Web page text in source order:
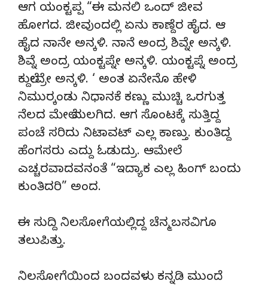
ಆಗ ಯಂಕ್ಟಪ್ಪ “ಈ ಮನಲಿ ಒಂದ್ ಜೀವ
ಹೋಗದ. ಜೀವುಂದಲ್ಲಿ ಏನು ಕಾಣ್ದೆರ ಹೈದ. ಆ
ಹೈದ ನಾನೇ ಅನ್ಕಳಿ. ನಾನೆ ಅಂದ್ರ ಶಿವ್ನೇ ಅನ್ಕಳಿ.
ಶಿವ್ನೆ ಅಂದ್ರ ಯಂಕ್ಟಪ್ನೇ ಅನ್ಕಳಿ. ಯಂಕ್ಟಪ್ನೆ ಅಂದ್ರ
ಕುಲ್ದೇವ್ರೇ ಅನ್ಕಳಿ. ‘ ಅಂತ ಏನೇನೊ ಹೇಳಿ
ನಿಮುರ‌್ಕಂಡು ನಿಧಾನಕೆ ಕಣ್ಣು ಮುಚ್ಚಿ ಒರಗುತ್ತ
ನೆಲದ ಮೇಲೆ ಮಲಗಿದ. ಆಗ ಸೊಂಟಕ್ಕೆ ಸುತ್ತಿದ್ದ
ಪಂಚೆ ಸರಿದು ನಿಟಾವಟ್ ಎಲ್ಲ ಕಾಣ್ತು. ಕುಂತಿದ್ದ
ಹೆಂಗಸರು ಎದ್ದು ಓಡುದ್ರು. ಆಮೇಲೆ
ಎಚ್ಚರವಾದವನಂತೆ “ಇದ್ಯಾಕ ಎಲ್ಲ ಹಿಂಗ್ ಬಂದು
ಕುಂತಿದರಿ” ಅಂದ.
ಈ ಸುದ್ದಿ ನಿಲಸೋಗೆಯಲ್ಲಿದ್ದ ಚೆನ್ಮಬಸವಿಗೂ
ತಲುಪಿತ್ತು.
ನಿಲಸೋಗೆಯಿಂದ ಬಂದವಳು ಕನ್ನಡಿ ಮುಂದೆ